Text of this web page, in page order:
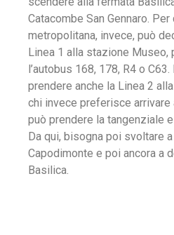
Catacombe San Gennaro.
metropolitana, invece, può
Linea 1 alla stazione Museo,
l’autobus 168, 178, R4 o
prendere anche la Linea 2
chi invece preferisce arrivare
può prendere la tangenziale
Da qui, bisogna poi svoltare
Capodimonte e poi ancora a
Basilica.